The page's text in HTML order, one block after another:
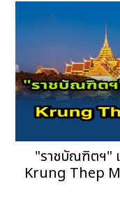
"ราชบัณฑิตฯ"
Krung Thep